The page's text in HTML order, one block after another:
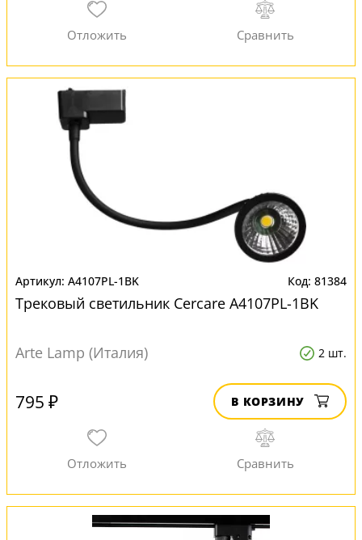
A4107PL-1BK 81384
Трековый светильник Cercare A4107PL-1BK
Arte Lamp (Италия) 2 шт.
795 ₽ В КОРЗИНУ